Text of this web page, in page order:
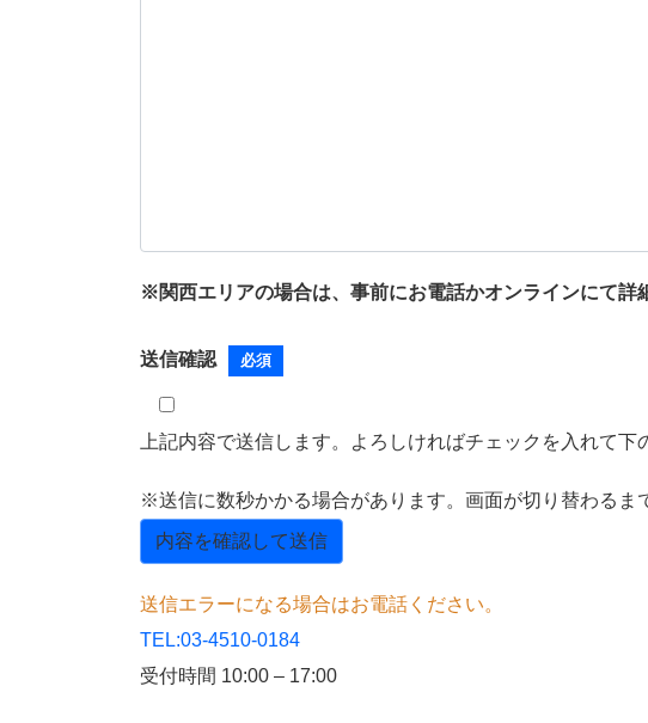
※関西エリアの場合は、事前にお電話かオンラインにて詳
送信確認 必須
上記内容で送信します。よろしければチェックを入れて下
※送信に数秒かかる場合があります。画面が切り替わるま
送信エラーになる場合はお電話ください。
TEL:03-4510-0184
受付時間 10:00 – 17:00